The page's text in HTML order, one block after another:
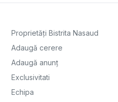
Proprietăți Bistrita Nasaud
Adaugă cerere
Adaugă anunț
Exclusivitati
Echipa